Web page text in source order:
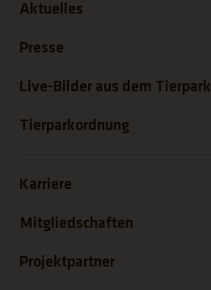
Aktuelles
Presse
Live-Bilder aus dem Tierpark
Tierparkordnung
Karriere
Mitgliedschaften
Projektpartner